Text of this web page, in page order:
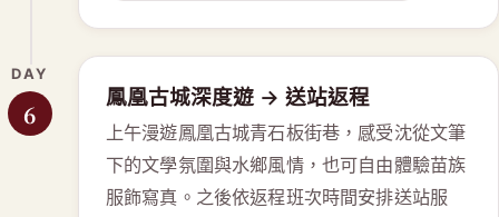
DAY
6
鳳凰古城深度遊 → 送站返程
上午漫遊鳳凰古城青石板街巷，感受沈從文筆
下的文學氛圍與水鄉風情，也可自由體驗苗族
服飾寫真。之後依返程班次時間安排送站服